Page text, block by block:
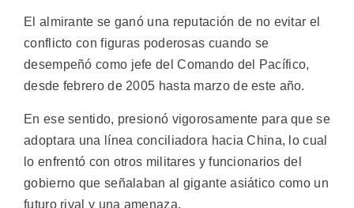
El almirante se ganó una reputación de no evitar el
conflicto con figuras poderosas cuando se
desempeñó como jefe del Comando del Pacífico,
desde febrero de 2005 hasta marzo de este año.
En ese sentido, presionó vigorosamente para que se
adoptara una línea conciliadora hacia China, lo cual
lo enfrentó con otros militares y funcionarios del
gobierno que señalaban al gigante asiático como un
futuro rival y una amenaza.